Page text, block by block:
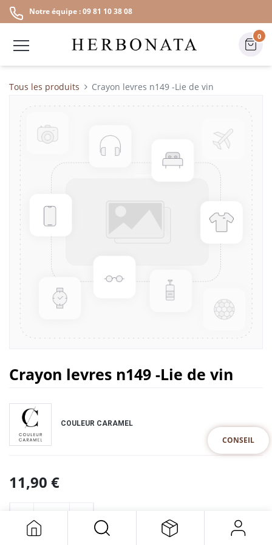
Notre équipe : 09 81 10 38 08
0
CONSEIL
Tous les produits Crayon levres n149 -Lie de vin
Crayon levres n149 -Lie de vin
COULEUR CARAMEL
11,90 €